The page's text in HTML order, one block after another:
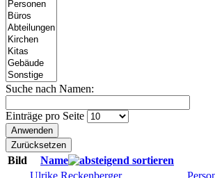
Suche nach Namen:
Einträge pro Seite
Bild Name
Ulrike Reckenberger